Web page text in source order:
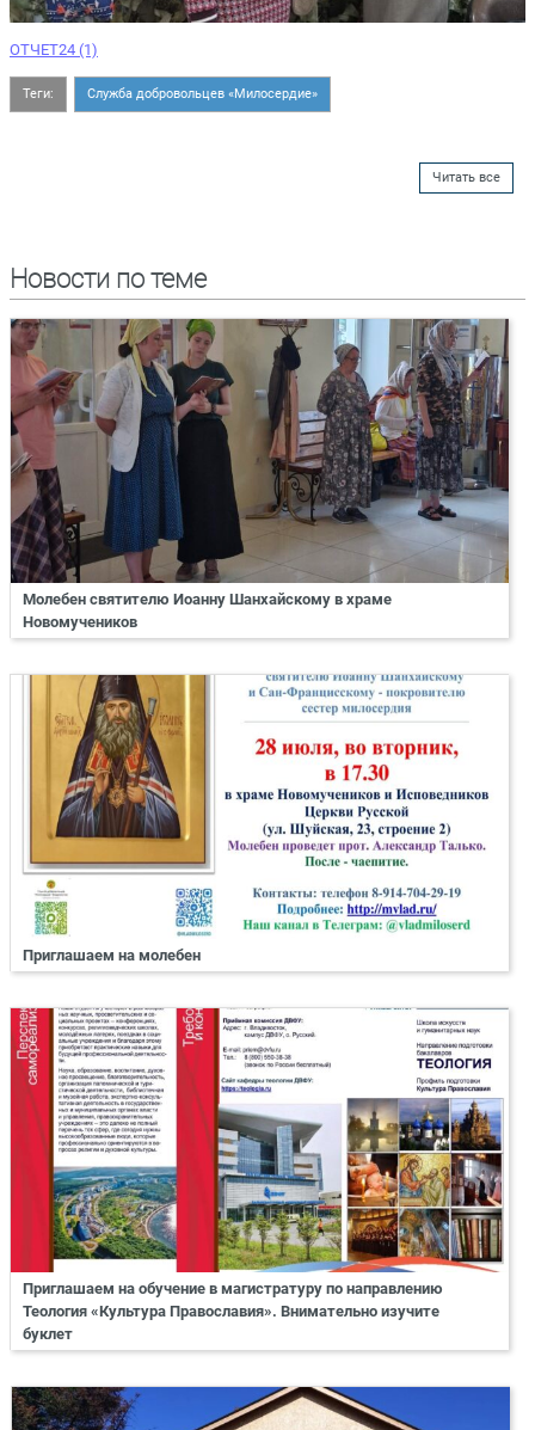
ОТЧЕТ24 (1)
Теги: Служба добровольцев «Милосердие»
Читать все
Новости по теме
Молебен святителю Иоанну Шанхайскому в храме
Новомучеников
Приглашаем на молебен
Приглашаем на обучение в магистратуру по направлению
Теология «Культура Православия». Внимательно изучите
буклет